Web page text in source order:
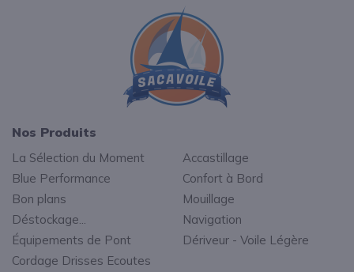
Nos Produits
La Sélection du Moment
Blue Performance
Bon plans
Déstockage...
Équipements de Pont
Cordage Drisses Ecoutes
Accastillage
Confort à Bord
Mouillage
Navigation
Dériveur - Voile Légère